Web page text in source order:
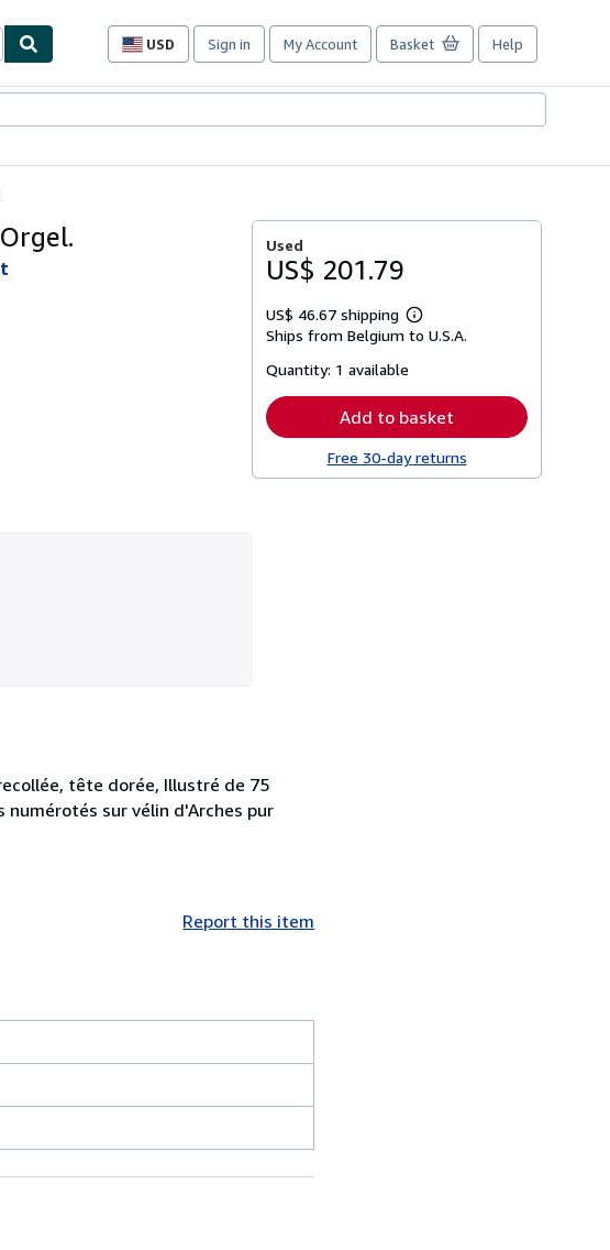
USD
Site
preferences
Sign in My Account Basket Help
Used
US$ 201.79
US$ 46.67 shipping
Learn
more
Ships from Belgium to U.S.A.
Quantity: 1 available
Add to basket
Free 30-day returns
tête dorée, Illustré de 75
sur vélin d'Arches pur
Report this item